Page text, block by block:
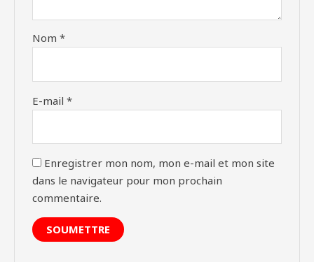
Nom*
E-mail*
Enregistrer mon nom, mon e-mail et mon site
dans le navigateur pour mon prochain
commentaire.